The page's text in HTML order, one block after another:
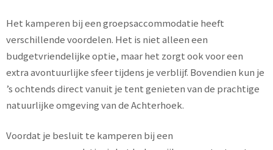
Het kamperen bij een groepsaccommodatie heeft
verschillende voordelen. Het is niet alleen een
budgetvriendelijke optie, maar het zorgt ook voor een
extra avontuurlijke sfeer tijdens je verblijf. Bovendien kun je
’s ochtends direct vanuit je tent genieten van de prachtige
natuurlijke omgeving van de Achterhoek.
Voordat je besluit te kamperen bij een